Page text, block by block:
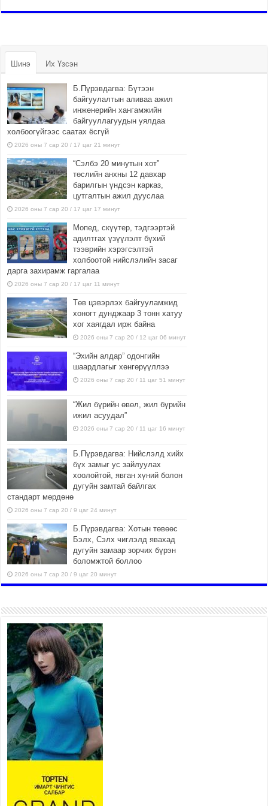
Шинэ Их Үзсэн
Б.Пүрэвдагва: Бүтээн
байгуулалтын аливаа ажил
инженерийн хангамжийн
байгууллагуудын уялдаа
холбоогүйгээс саатах ёсгүй
2026 оны 7 сар 20 / 17 цаг 21 минут
“Сэлбэ 20 минутын хот”
төслийн анхны 12 давхар
барилгын үндсэн карказ,
цутгалтын ажил дууслаа
2026 оны 7 сар 20 / 17 цаг 17 минут
Мопед, скүүтер, тэдгээртэй
адилтгах үзүүлэлт бүхий
тээврийн хэрэгсэлтэй
холбоотой нийслэлийн засаг
дарга захирамж гаргалаа
2026 оны 7 сар 20 / 17 цаг 11 минут
Төв цэвэрлэх байгууламжид
хоногт дунджаар 3 тонн хатуу
хог хаягдал ирж байна
2026 оны 7 сар 20 / 12 цаг 06 минут
“Эхийн алдар” одонгийн
шаардлагыг хөнгөрүүллээ
2026 оны 7 сар 20 / 11 цаг 51 минут
“Жил бүрийн өвөл, жил бүрийн
ижил асуудал”
2026 оны 7 сар 20 / 11 цаг 16 минут
Б.Пүрэвдагва: Нийслэлд хийх
бүх замыг ус зайлуулах
хоолойтой, явган хүний болон
дугуйн замтай байлгах
стандарт мөрдөнө
2026 оны 7 сар 20 / 9 цаг 24 минут
Б.Пүрэвдагва: Хотын төвөөс
Бэлх, Сэлх чиглэлд явахад
дугуйн замаар зорчих бүрэн
боломжтой боллоо
2026 оны 7 сар 20 / 9 цаг 20 минут
шугам хоолойн ажил 80
хувьтай үргэлжилж байна
2026 оны 7 сар 20 / 9 цаг 14 минут
Усархаг аадар бороо орж
байгаа тул аюулгүй байдлаа
хангаж, үер усны аюулаас
сэрэмжлэхийг нийслэлийн
Онцгой байдлын газраас анхааруулж байна
2026 оны 7 сар 20 / 9 цаг 09 минут
311 алба хаагч, 119 техник хэрэгсэлтэй ажиллаж
үер усны аюул, болзошгүй эрсдэлээс сэргийлж
байна
Аяллаа зөв төлөвлөхийг иргэдэд зөвлөж байна
2026 оны 7 сар 16 / 11 цаг 50 минут